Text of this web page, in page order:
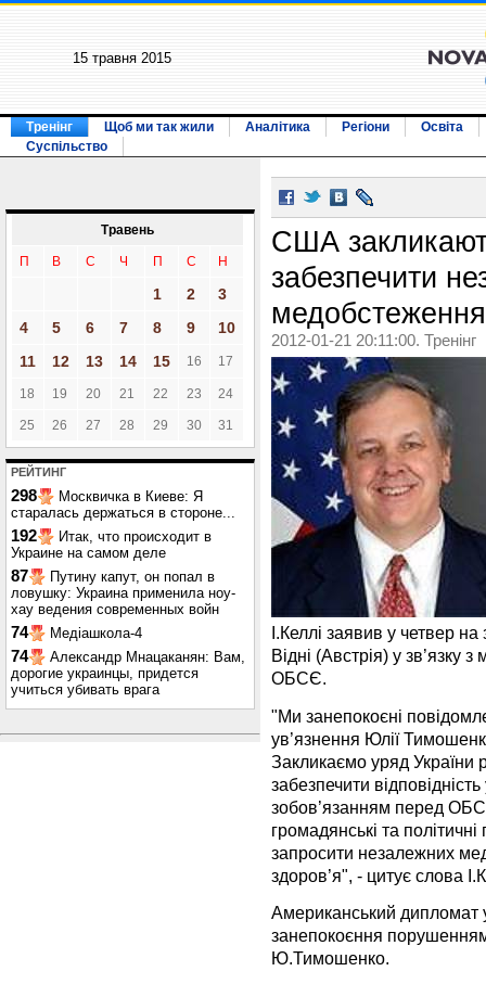
15 травня 2015
Тренінг Щоб ми так жили Аналітика Регіони
Освіта
Суспільство
Травень
П В С Ч П С Н
1 2
3
4
5 6 7 8 9
10
11
12 13 14 15 16 17
18 19 20 21 22 23 24
25 26 27 28 29 30 31
РЕЙТИНГ
298
Москвичка в Киеве: Я
старалась держаться в стороне...
192
Итак, что происходит в
Украине на самом деле
87
Путину капут, он попал в
ловушку: Украина применила ноу-
хау ведения современных войн
74 Медіашкола-4
74
Александр Мнацаканян: Вам,
дорогие украинцы, придется
учиться убивать врага
США
забезпечити
2012-01-21 20:11:00. Тренінг
І.Келлі заявив у четвер
Відні (Австрія) у зв’язку
ОБСЄ.
"Ми занепокоєні
ув’язнення Юлії
Закликаємо уряд України
забезпечити
зобов’язанням перед
громадянські та
запросити незалежних
здоров’я", - цитує слова
Американський дипломат
занепокоєння
Ю.Тимошенко.